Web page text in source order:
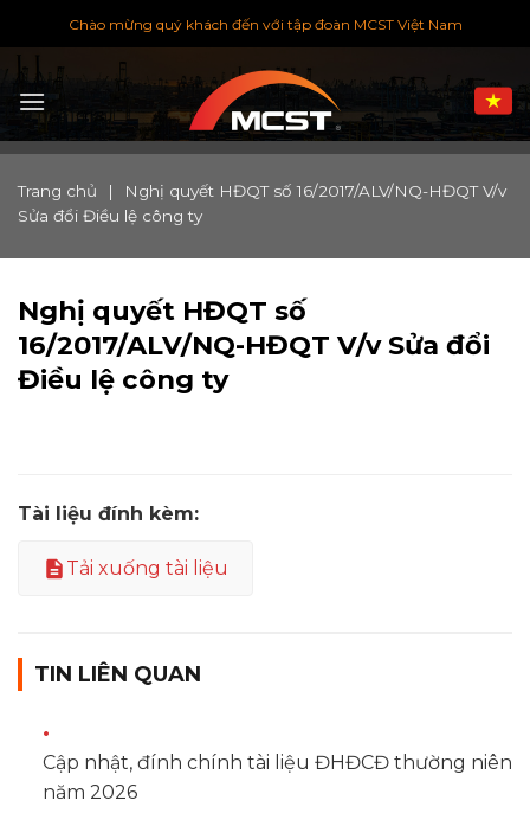
đến
nội
dung
Chào mừng quý khách đến với tập đoàn MCST Việt Nam
Trang chủ |
Nghị quyết HĐQT số 16/2017/ALV/NQ-HĐQT V/v
Sửa đổi Điều lệ công ty
Nghị quyết HĐQT số
16/2017/ALV/NQ-HĐQT V/v Sửa đổi
Điều lệ công ty
Tài liệu đính kèm:
Tải xuống tài liệu
TIN LIÊN QUAN
Cập nhật, đính chính tài liệu ĐHĐCĐ thường niên
năm 2026